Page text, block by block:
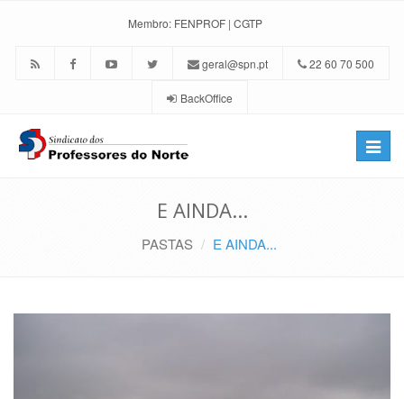
Membro: FENPROF | CGTP
geral@spn.pt 22 60 70 500
BackOffice
Toggle
E AINDA...
PASTAS E AINDA...